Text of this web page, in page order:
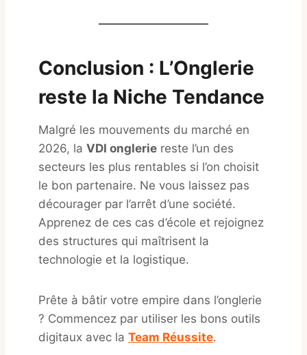
Conclusion : L’Onglerie
reste la Niche Tendance
Malgré les mouvements du marché en
2026, la VDI onglerie reste l’un des
secteurs les plus rentables si l’on choisit
le bon partenaire. Ne vous laissez pas
décourager par l’arrêt d’une société.
Apprenez de ces cas d’école et rejoignez
des structures qui maîtrisent la
technologie et la logistique.
Prête à bâtir votre empire dans l’onglerie
? Commencez par utiliser les bons outils
digitaux avec la Team Réussite.